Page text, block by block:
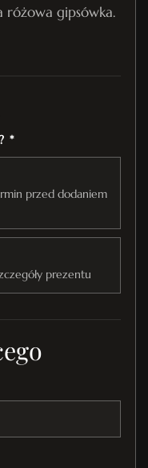
gipsówka.
*
przed dodaniem
prezentu